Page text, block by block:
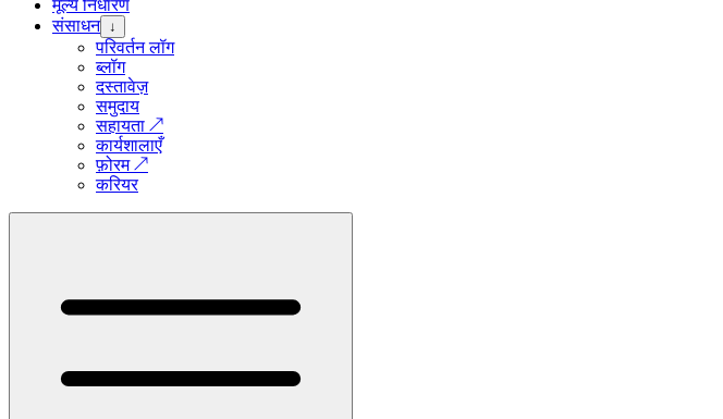
मूल्य निर्धारण
संसाधन ↓
परिवर्तन लॉग
ब्लॉग
दस्तावेज़
समुदाय
सहायता ↗
कार्यशालाएँ
फ़ोरम↗
करियर